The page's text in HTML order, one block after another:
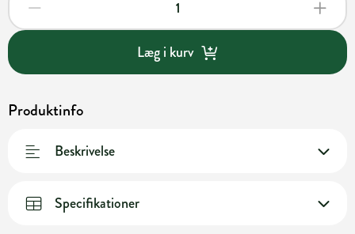
Læg i kurv
Produktinfo
Beskrivelse
Specifikationer